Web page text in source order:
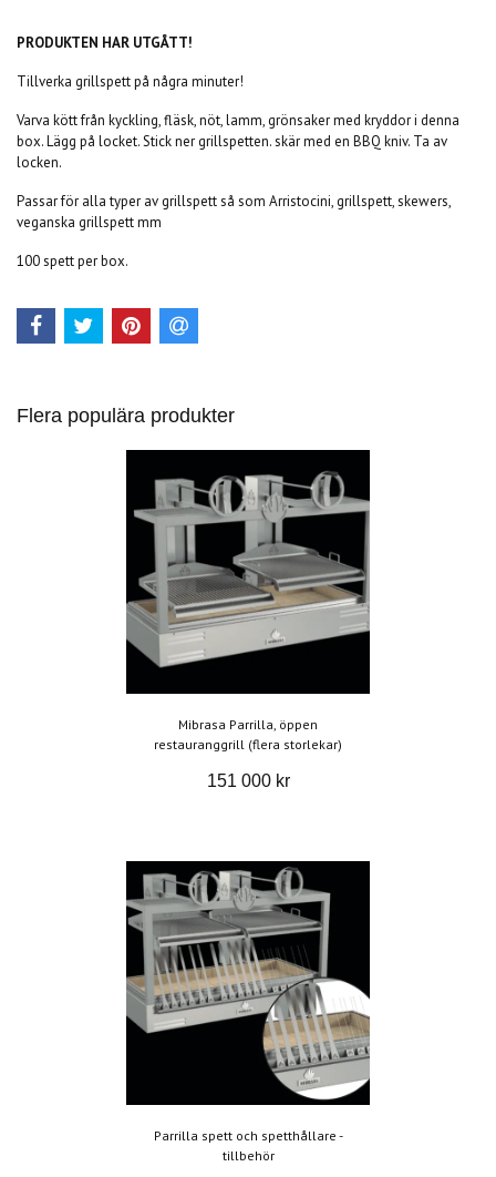
PRODUKTEN HAR UTGÅTT!
Tillverka grillspett på några minuter!
Varva kött från kyckling, fläsk, nöt, lamm, grönsaker med kryddor i denna
box. Lägg på locket. Stick ner grillspetten. skär med en BBQ kniv. Ta av
locken.
Passar för alla typer av grillspett så som Arristocini, grillspett, skewers,
veganska grillspett mm
100 spett per box.
Flera populära produkter
Mibrasa Parrilla, öppen
restauranggrill (flera storlekar)
151 000 kr
Parrilla spett och spetthållare -
tillbehör